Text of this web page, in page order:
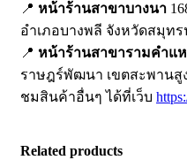
📍 หน้าร้านสาขาบางนา
อำเภอบางพลี จังหวัดสมุทร
📍 หน้าร้านสาขารามคำแ
ราษฎร์พัฒนา เขตสะพานสู
ชมสินค้าอื่นๆ ได้ที่เว็บ
Related products